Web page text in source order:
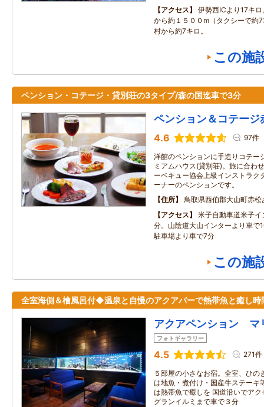
アクセス
伊勢西ICより17キ
から約１５００m（タクシーで約
村から約7キロ。
この施
ペンション・コテージ・貸別荘の3タイプ/森の国迄車で3分
ペンション＆コテージ
4.6 97件
洋館のペンションに手造りコテー
ミアムハウス(貸別荘)。旅に合わ
ーベキュー協会上級インストラク
ーナーのペンションです。
住所
鳥取県西伯郡大山町赤
アクセス
米子自動車道米子
分。山陰道大山インターより車で
駐車場より車で7分
この施
全室海側＆檜風呂付◆温泉と自慢のアクアバーで熱帯魚と癒し時
アクアペンション マ
フォトギャラリー
4.5 271件
５部屋の小さなお宿。全室、ひの
は地魚・煮付け・国産牛ステーキ
は熱帯魚で癒しを 国道沿いでア
グランイルミまで車で３分